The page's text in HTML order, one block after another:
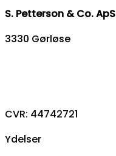
S. Petterson & Co. ApS
3330 Gørløse
CVR: 44742721
Ydelser